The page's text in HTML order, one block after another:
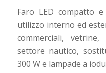
Faro LED compatto
utilizzo interno ed
commerciali,
settore nautico,
300 W e lampade a